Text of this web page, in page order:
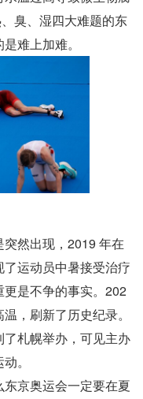
臭、湿四大难题的东
难上加难。
然出现，2019 年在
运动员中暑接受治疗
是不争的事实。202
，刷新了历史纪录。
札幌举办，可见主办
。
京奥运会一定要在夏